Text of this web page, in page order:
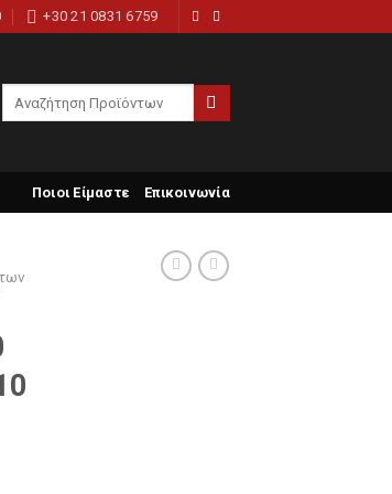
+30 21 0831 6759
Ποιοι Είμαστε Επικοινωνία